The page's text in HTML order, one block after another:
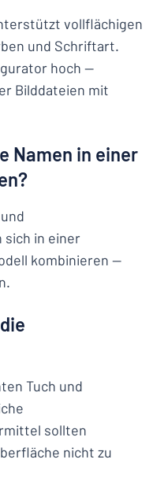
vollflächigen
und Schriftart.
hoch —
Bilddateien mit
Namen in einer
sich in einer
kombinieren —
Tuch und
sollten
nicht zu